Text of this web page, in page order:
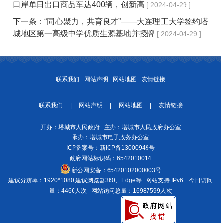
口岸单日出口商品车达400辆，创新高 [ 2024-04-29 ]
下一条：“同心聚力，共育良才”——大连理工大学签约塔
城地区第一高级中学优质生源基地并授牌 [ 2024-04-29 ]
联系我们 网站声明 网站地图 友情链接
联系我们 网站声明 网站地图 友情链接
开办：塔城市人民政府 主办：塔城市人民政府办公室
承办：塔城市电子政务办公室
ICP备案号： 新ICP备13000949号
政府网站标识码：6542010014
新公网安备： 65420102000003号
建议分辨率：1920*1080 建议浏览器360、Edge等 网站支持 IPv6
今日访问
量：4466人次
网站访问总量：16987599人次